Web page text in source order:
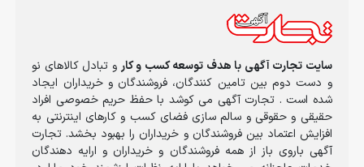
سایت تجارت آگهی با هدف توسعه کسب و کار و تبادل کالاهای نو
و دست دوم بین تامین کنندگان، فروشندگان و خریداران ایجاد
شده است . تجارت آگهی می کوشد با حفظ حریم خصوصی افراد
حقیقی و حقوقی و سالم سازی فضای کسب و کارهای اینترنتی به
افزایش اعتماد بین فروشندگان و خریداران را بهبود بخشد. تجارت
آگهی باروی باز از همه فروشندگان و خریداران و ارایه دهندگان